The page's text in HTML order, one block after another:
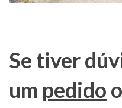
Se tiver
um pedido